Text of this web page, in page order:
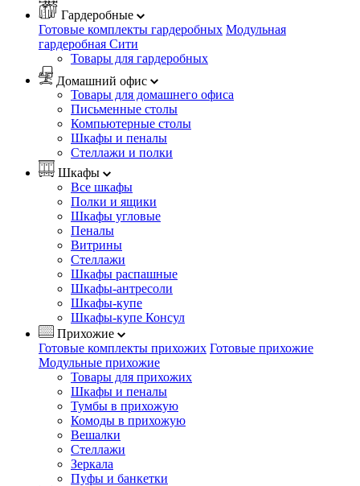
Гардеробные
Готовые комплекты гардеробных Модульная
гардеробная Сити
Товары для гардеробных
Домашний офис
Товары для домашнего офиса
Письменные столы
Компьютерные столы
Шкафы и пеналы
Стеллажи и полки
Шкафы
Все шкафы
Полки и ящики
Шкафы угловые
Пеналы
Витрины
Стеллажи
Шкафы распашные
Шкафы-антресоли
Шкафы-купе
Шкафы-купе Консул
Прихожие
Готовые комплекты прихожих Готовые прихожие
Модульные прихожие
Товары для прихожих
Шкафы и пеналы
Тумбы в прихожую
Комоды в прихожую
Вешалки
Стеллажи
Зеркала
Пуфы и банкетки